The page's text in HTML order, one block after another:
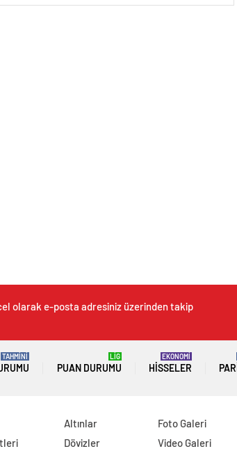
olarak e-posta adresiniz üzerinden takip
TAHMİNİ
PUAN DURUMU
LİG
HISSELER
EKONOMİ
Altınlar
Dövizler
Foto Galeri
Video Galeri